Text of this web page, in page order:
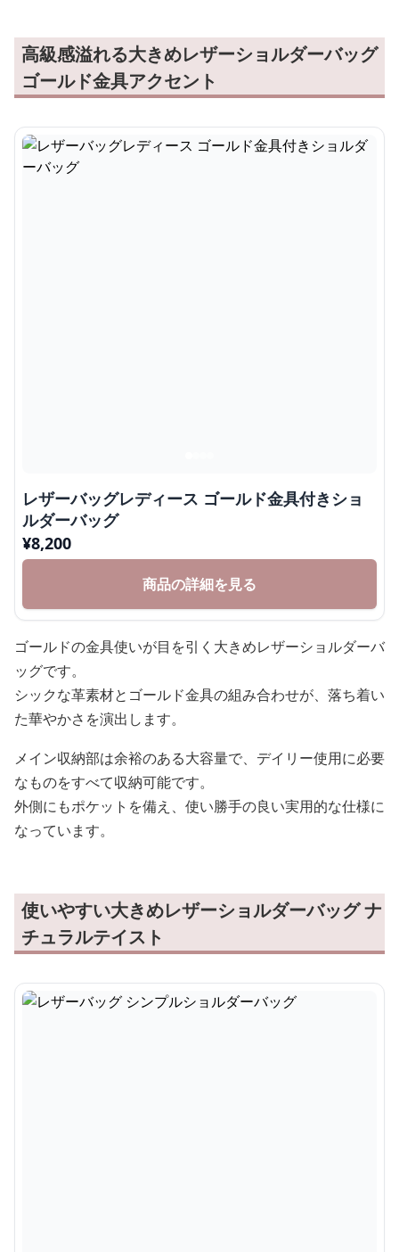
高級感溢れる大きめレザーショルダーバッグ
ゴールド金具アクセント
レザーバッグレディース ゴールド金具付きショ
ルダーバッグ
¥8,200
商品の詳細を見る
ゴールドの金具使いが目を引く大きめレザーショルダーバ
ッグです。
シックな革素材とゴールド金具の組み合わせが、落ち着い
た華やかさを演出します。
メイン収納部は余裕のある大容量で、デイリー使用に必要
なものをすべて収納可能です。
外側にもポケットを備え、使い勝手の良い実用的な仕様に
なっています。
使いやすい大きめレザーショルダーバッグ ナ
チュラルテイスト